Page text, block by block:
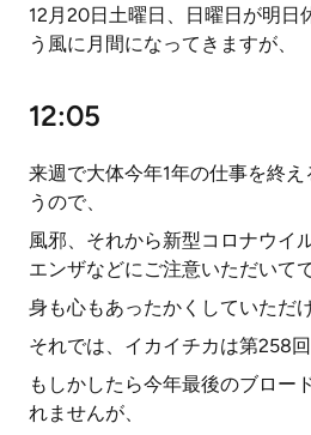
12月20日土曜日、日曜日が明日
う風に月間になってきますが、
12:05
来週で大体今年1年の仕事を終
うので、
風邪、それから新型コロナウイ
エンザなどにご注意いただいて
身も心もあったかくしていただ
それでは、イカイチカは第258回
もしかしたら今年最後のブロー
れませんが、